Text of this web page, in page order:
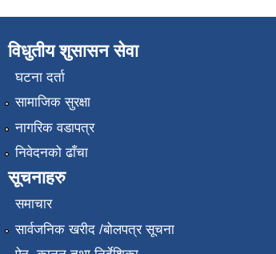
विधुतीय शुसासन सेवा
घटना दर्ता
सामाजिक सुरक्षा
नागरिक वडापत्र
निवेदनको ढाँचा
सूचनाहरु
समाचार
सार्वजनिक खरीद /बोलपत्र सूचना